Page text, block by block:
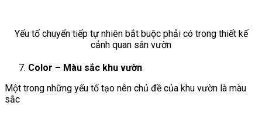
Yếu tố chuyển tiếp tự nhiên bắt buộc phải có trong thiết kế
cảnh quan sân vườn
Color – Màu sắc khu vườn
Một trong những yếu tố tạo nên chủ đề của khu vườn là màu
sắc